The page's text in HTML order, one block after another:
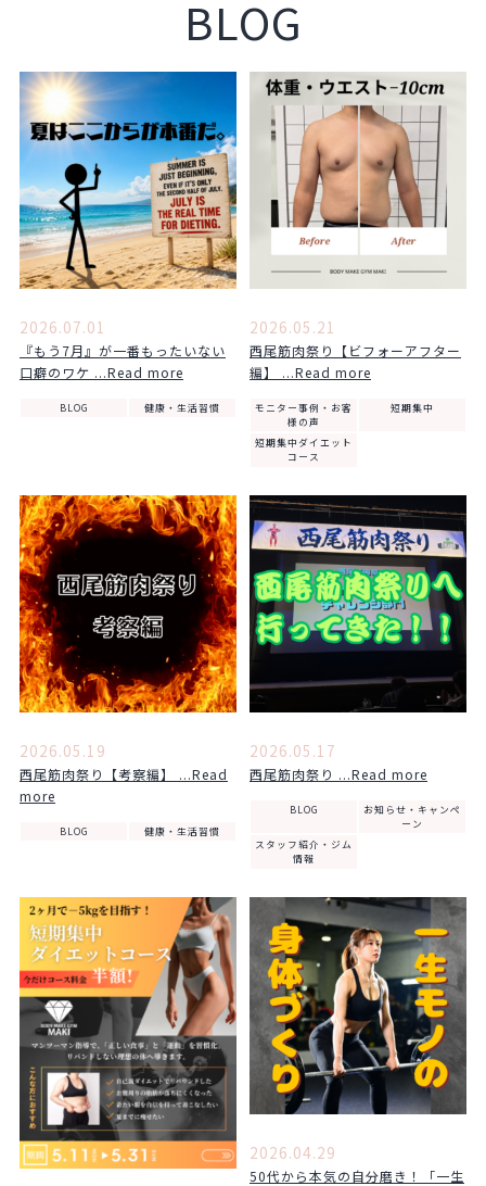
BLOG
2026.07.01
『もう7月』が一番もったいない
口癖のワケ ...Read more
BLOG 健康・生活習慣
2026.05.21
西尾筋肉祭り【ビフォーアフター
編】 ...Read more
モニター事例・お客
様の声
短期集中
短期集中ダイエット
コース
2026.05.19
西尾筋肉祭り【考察編】 ...Read
more
BLOG 健康・生活習慣
2026.05.17
西尾筋肉祭り ...Read more
BLOG
お知らせ・キャンペ
ーン
スタッフ紹介・ジム
情報
2026.04.29
50代から本気の自分磨き！「一生